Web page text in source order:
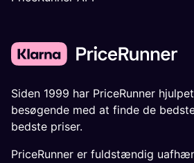
Siden 1999 har PriceRunner
besøgende med at finde de
bedste priser.
PriceRunner er fuldstændig